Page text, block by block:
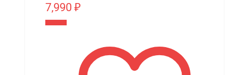
7,990 ₽